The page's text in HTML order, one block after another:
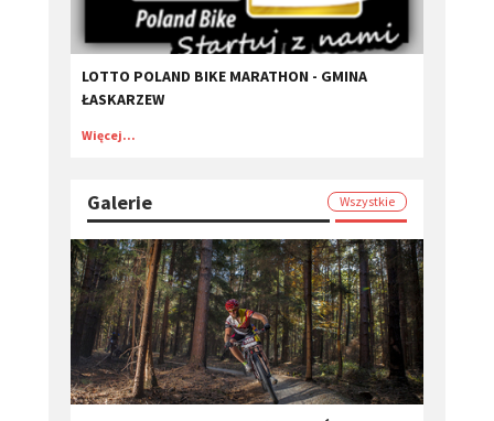
LOTTO POLAND BIKE MARATHON - GMINA
ŁASKARZEW
Więcej...
Galerie Wszystkie